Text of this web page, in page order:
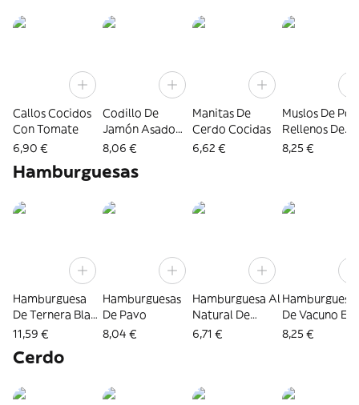
Callos Cocidos
Con Tomate
6,90 €
Codillo De
Jamón Asado
Sin Piel
8,06 €
Manitas De
Cerdo Cocidas
6,62 €
Muslos De
Rellenos De
Bacón Y
8,25 €
Hamburguesas
Hamburguesa
De Ternera Black
Angus
11,59 €
Hamburguesas
De Pavo
8,04 €
Hamburguesa Al
Natural De
Vacuno
6,71 €
De Vacuno El
Artesano
8,25 €
Cerdo